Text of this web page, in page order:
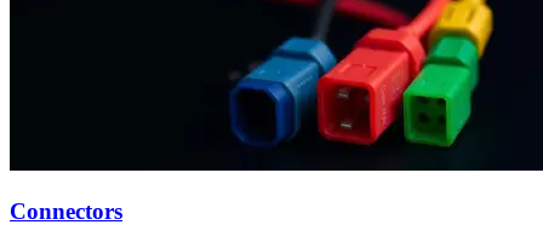
Connectors